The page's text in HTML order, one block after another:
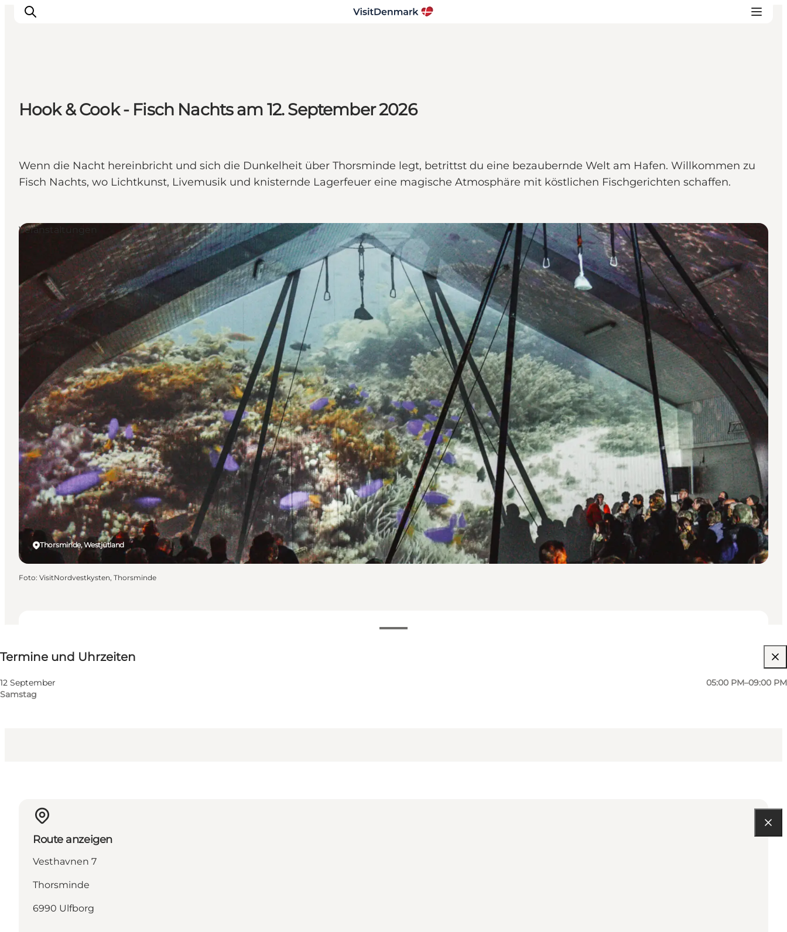
Inspiration
Regionen
Reiseplanung
Hook & Cook - Fisch Nachts am 12. September 2026
Wenn die Nacht hereinbricht und sich die Dunkelheit über Thorsminde legt, betrittst du eine bezaubernde Welt am Hafen. Willkommen zu
Fisch Nachts, wo Lichtkunst, Livemusik und knisternde Lagerfeuer eine magische Atmosphäre mit köstlichen Fischgerichten schaffen.
Termine und Uhrzeiten
12 September
Samstag
05:00 PM–09:00 PM
Kostenlos
Website besuchen
Thorsminde, Westjütland
Veranstaltungen
Foto: VisitNordvestkysten, Thorsminde
Route anzeigen
Vesthavnen 7
Thorsminde
6990 Ulfborg